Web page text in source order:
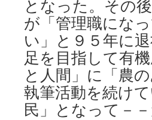
となった。その
が「管理職にな
い」と９５年に
足を目指して有
と人間」に「農
執筆活動を続け
民」となって－